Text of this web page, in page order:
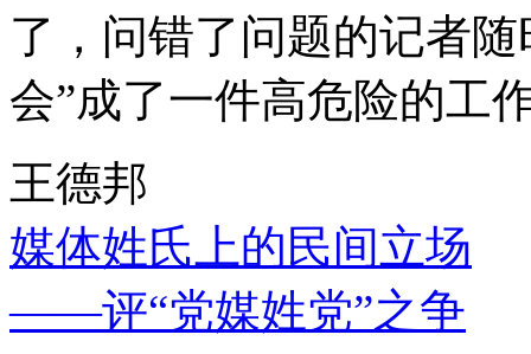
了，问错了问题的记者
会”成了一件高危险的工
王德邦
媒体姓氏上的民间立场
——评“党媒姓党”之争